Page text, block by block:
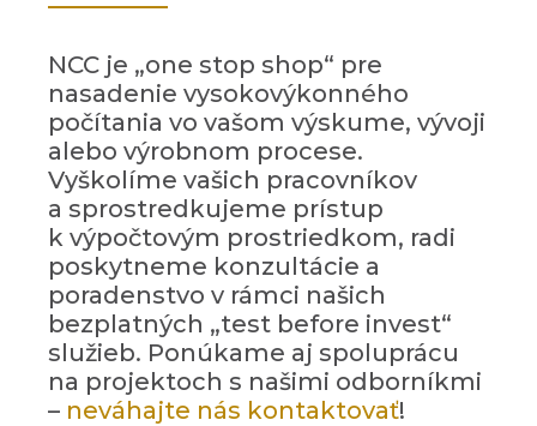
NCC je „one stop shop“ pre
nasadenie vysokovýkonného
počítania vo vašom výskume, vývoji
alebo výrobnom procese.
Vyškolíme vašich pracovníkov
a sprostredkujeme prístup
k výpočtovým prostriedkom, radi
poskytneme konzultácie a
poradenstvo v rámci našich
bezplatných „test before invest“
služieb. Ponúkame aj spoluprácu
na projektoch s našimi odborníkmi
– neváhajte nás kontaktovať!